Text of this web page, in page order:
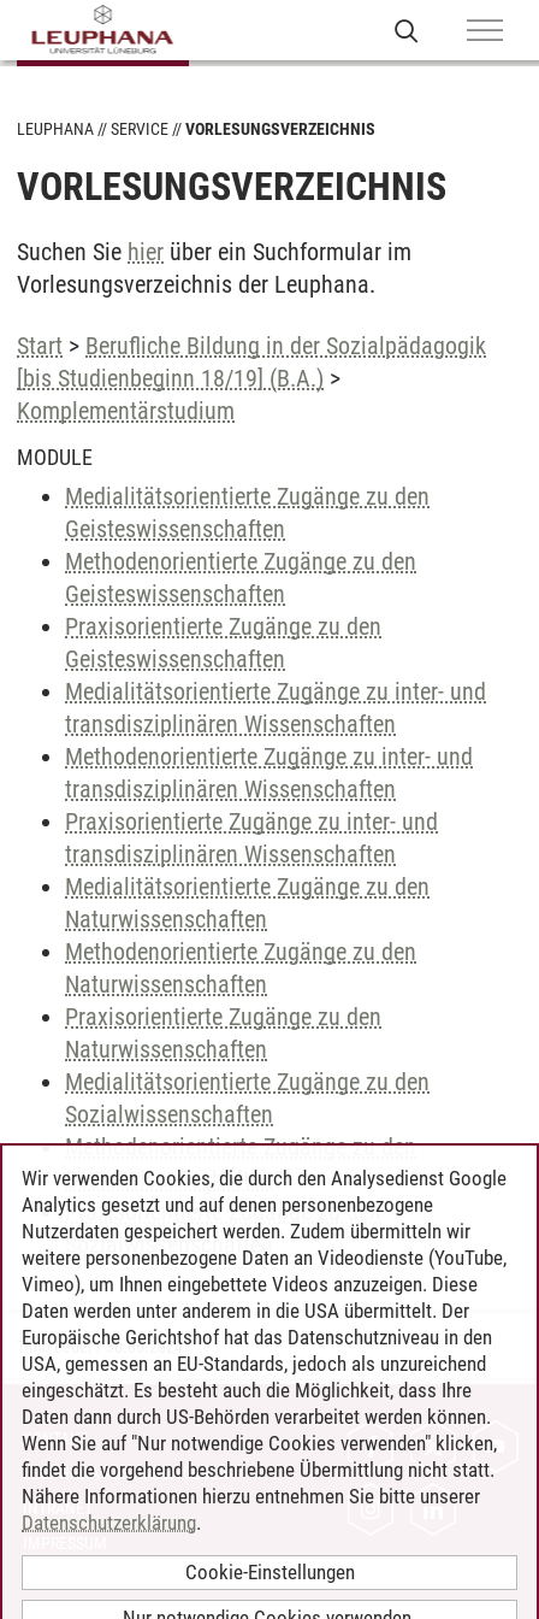
LEUPHANA SERVICE VORLESUNGSVERZEICHNIS
VORLESUNGSVERZEICHNIS
Suchen Sie hier über ein Suchformular im
Vorlesungsverzeichnis der Leuphana.
Start > Berufliche Bildung in der Sozialpädagogik
[bis Studienbeginn 18/19] (B.A.) >
Komplementärstudium
MODULE
Medialitätsorientierte Zugänge zu den
Geisteswissenschaften
Methodenorientierte Zugänge zu den
Geisteswissenschaften
Praxisorientierte Zugänge zu den
Geisteswissenschaften
Medialitätsorientierte Zugänge zu inter- und
transdisziplinären Wissenschaften
Methodenorientierte Zugänge zu inter- und
transdisziplinären Wissenschaften
Praxisorientierte Zugänge zu inter- und
transdisziplinären Wissenschaften
Medialitätsorientierte Zugänge zu den
Naturwissenschaften
Methodenorientierte Zugänge zu den
Naturwissenschaften
Praxisorientierte Zugänge zu den
Naturwissenschaften
Medialitätsorientierte Zugänge zu den
Sozialwissenschaften
Methodenorientierte Zugänge zu den
Sozialwissenschaften
Praxisorientierte Zugänge zu den
Sozialwissenschaften
Timo Leder/30.06.2024
KONTAKT
LEUPHANA ALS ARBEITGEBER
INTRANET
BARRIEREFREIHEIT
Wir verwenden Cookies, die durch den Analysedienst Google
Analytics gesetzt und auf denen personenbezogene
Nutzerdaten gespeichert werden. Zudem übermitteln wir
weitere personenbezogene Daten an Videodienste (YouTube,
Vimeo), um Ihnen eingebettete Videos anzuzeigen. Diese
Daten werden unter anderem in die USA übermittelt. Der
Europäische Gerichtshof hat das Datenschutzniveau in den
USA, gemessen an EU-Standards, jedoch als unzureichend
eingeschätzt. Es besteht auch die Möglichkeit, dass Ihre
Daten dann durch US-Behörden verarbeitet werden können.
Wenn Sie auf "Nur notwendige Cookies verwenden" klicken,
findet die vorgehend beschriebene Übermittlung nicht statt.
Nähere Informationen hierzu entnehmen Sie bitte unserer
Datenschutzerklärung.
Cookie-Einstellungen